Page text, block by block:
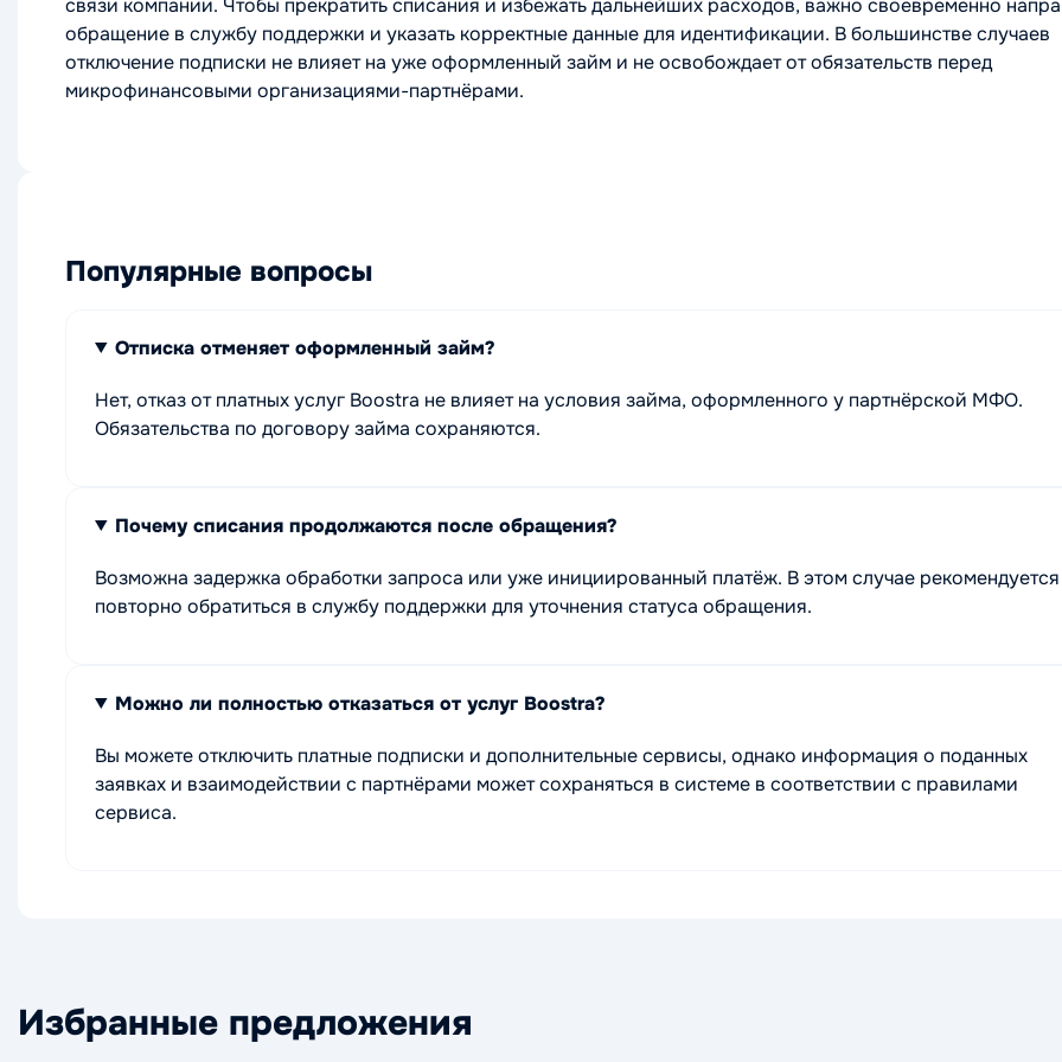
обращение в службу поддержки и указать корректные данные для идентификации. В большинстве случаев
отключение подписки не влияет на уже оформленный займ и не освобождает от обязательств перед
микрофинансовыми организациями-партнёрами.
Популярные вопросы
Отписка отменяет оформленный займ?
Нет, отказ от платных услуг Boostra не влияет на условия займа, оформленного у партнёрской МФО.
Обязательства по договору займа сохраняются.
Почему списания продолжаются после обращения?
Возможна задержка обработки запроса или уже инициированный платёж. В этом случае рекомендуется
повторно обратиться в службу поддержки для уточнения статуса обращения.
Можно ли полностью отказаться от услуг Boostra?
Вы можете отключить платные подписки и дополнительные сервисы, однако информация о поданных
заявках и взаимодействии с партнёрами может сохраняться в системе в соответствии с правилами
сервиса.
Избранные предложения